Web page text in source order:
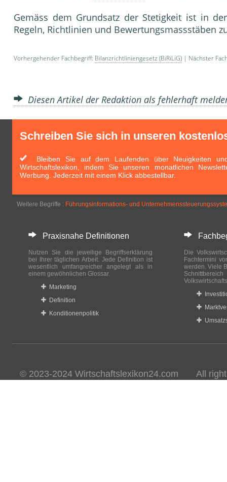
Gemäss dem Grundsatz der Stetigkeit ist in
Regeln, Richtli­nien und Bewertungsmassstäben
Vorhergehender Fachbegriff: Bilanzrichtliniengesetz (BiRiLiG) | Nächster
Diesen Artikel der Redaktion als fehlerhaft
Schreiben Sie sich in unseren
Bleiben Sie auf dem Laufenden über Neuigkeiten
Wirtschaftslexikon, indem Sie unseren monatlichen
Werbung. Jederzeit mit einem Klick abbestellbar.
Weitere Begriffe : Führungsinformations- und
Praxisnahe Definitionen
Nutzen Sie die jeweilige Begriffserklärung
bei Ihrer täglichen Arbeit. Jede Definition ist
wesentlich umfangreicher angelegt als in
einem gewöhnlichen Glossar.
Marketing
Definition
Konditionenpolitik
Die
Fachtermini
werden. Viele
© 2023-2024 Wirtschaftslexikon24.com All